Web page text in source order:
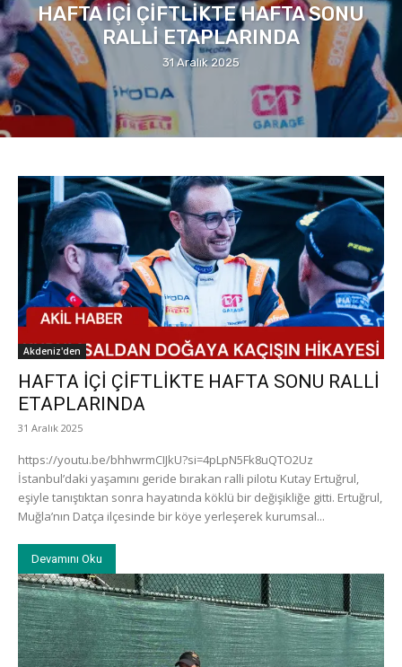
HAFTA İÇİ ÇİFTLİKTE HAFTA SONU
RALLİ ETAPLARINDA
31 Aralık 2025
Akdeniz'den
HAFTA İÇİ ÇİFTLİKTE HAFTA SONU RALLİ
ETAPLARINDA
31 Aralık 2025
https://youtu.be/bhhwrmCIJkU?si=4pLpN5Fk8uQTO2Uz
İstanbul’daki yaşamını geride bırakan ralli pilotu Kutay Ertuğrul,
eşiyle tanıştıktan sonra hayatında köklü bir değişikliğe gitti. Ertuğrul,
Muğla’nın Datça ilçesinde bir köye yerleşerek kurumsal...
Devamını Oku